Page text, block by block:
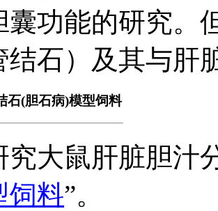
囊功能的研究。
结石）及其与
石(胆石病)模型饲料
究大鼠肝脏胆汁
饲料”。